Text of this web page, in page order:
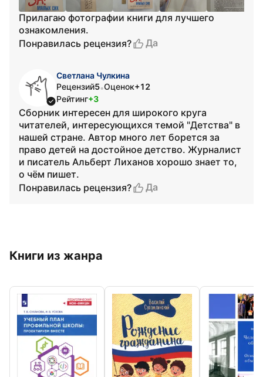
Прилагаю фотографии книги для лучшего
ознакомления.
Понравилась рецензия?
Да
Светлана Чулкина
Рецензий5•Оценок+12
Рейтинг+3
Сборник интересен для широкого круга
читателей, интересующихся темой "Детства" в
нашей стране. Автор много лет борется за
право детей на достойное детство. Журналист
и писатель Альберт Лиханов хорошо знает то,
о чём пишет.
Понравилась рецензия?
Да
Книги из жанра